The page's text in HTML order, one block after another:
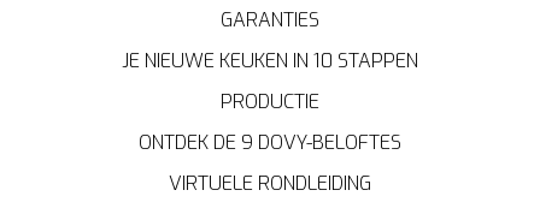
GARANTIES
JE NIEUWE KEUKEN IN 10 STAPPEN
PRODUCTIE
ONTDEK DE 9 DOVY-BELOFTES
VIRTUELE RONDLEIDING